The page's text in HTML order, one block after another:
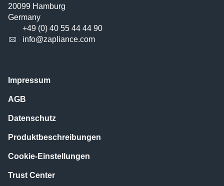
20099 Hamburg
Germany
+49 (0) 40 55 44 44 90
info@zapliance.com
Impressum
AGB
Datenschutz
Produktbeschreibungen
Cookie-Einstellungen
Trust Center